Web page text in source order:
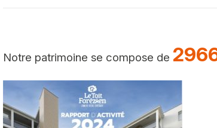
Notre patrimoine se compose de